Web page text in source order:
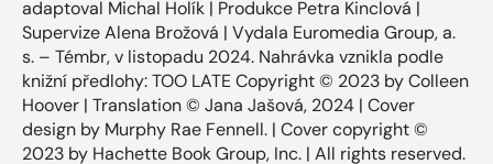
adaptoval Michal Holík | Produkce Petra Kinclová |
Supervize Alena Brožová | Vydala Euromedia Group, a.
s. – Témbr, v listopadu 2024. Nahrávka vznikla podle
knižní předlohy: TOO LATE Copyright © 2023 by Colleen
Hoover | Translation © Jana Jašová, 2024 | Cover
design by Murphy Rae Fennell. | Cover copyright ©
2023 by Hachette Book Group, Inc. | All rights reserved.